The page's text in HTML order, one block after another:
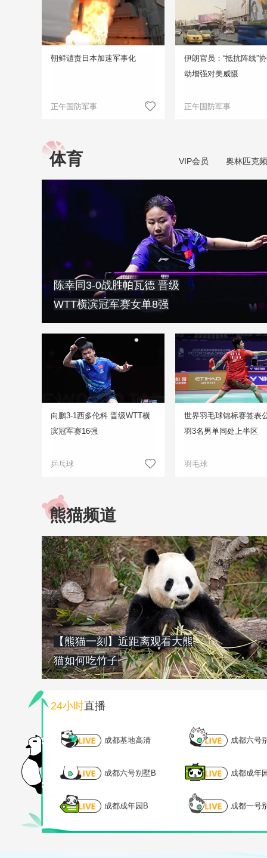
朝鲜谴责日本加速军事化
正午国防军事
伊朗官员：“抵抗阵线”
动增强对美威慑
正午国防军事
体育 VIP会员 奥林匹克
陈幸同3-0战胜帕瓦德 晋级
WTT横滨冠军赛女单8强
向鹏3-1西多伦科 晋级WTT横
滨冠军赛16强
乒乓球
世界羽毛球锦标赛签表
羽3名男单同处上半区
羽毛球
熊猫频道
【熊猫一刻】近距离观看大熊
猫如何吃竹子
24小时直播
成都基地高清 成都六号
成都六号别墅B 成都成年
成都成年园B 成都一号